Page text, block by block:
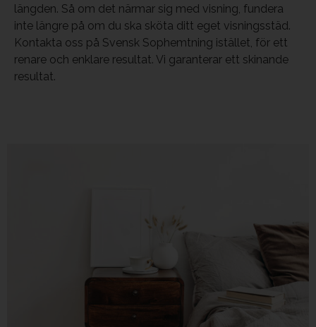
längden. Så om det närmar sig med visning, fundera
inte längre på om du ska sköta ditt eget visningsstäd.
Kontakta oss på Svensk Sophemtning istället, för ett
renare och enklare resultat. Vi garanterar ett skinande
resultat.